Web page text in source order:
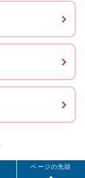
ページの先頭